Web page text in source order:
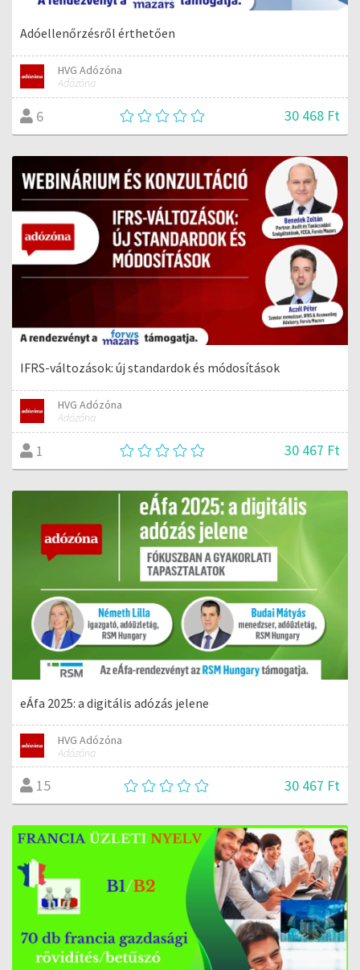
Adóellenőrzésről érthetően
HVG Adózóna
Adózóna
6 30 468 Ft
IFRS-változások: új standardok és módosítások
HVG Adózóna
Adózóna
1 30 467 Ft
eÁfa 2025: a digitális adózás jelene
HVG Adózóna
Adózóna
15 30 467 Ft